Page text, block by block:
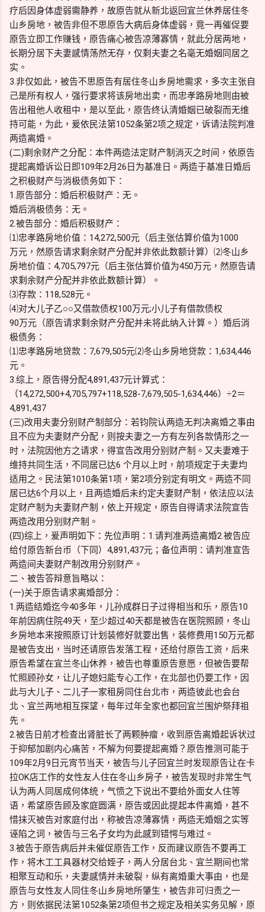
疗后因身体虚弱需静养，故原告就从新北返回宜兰休养居住冬
山乡房地，被告非但不思原告大病后身体虚弱，竟一再催促要
原告立即工作赚钱，原告痛心被告凉薄寡情，就此分居两地，
长期分居下夫妻感情荡然无存，仅剩夫妻之名毫无婚姻同居之
实。
3.非仅如此，被告不思原告有居住冬山乡房地需求，多次主张自
己是所有权人，强行要求将该房地出卖，而忠孝路房地则由被
告出租他人收租中，是以至此，原告终认清婚姻已破裂而无维
持可能，为此，爰依民法第1052条第2项之规定，诉请法院判准
两造离婚。
(二)剩余财产之分配：本件两造法定财产制消灭之时间，依原告
提起离婚诉讼日即109年2月26日为基准日。两造于基准日婚后
之积极财产与消极债务如下：
1.原告部分：婚后积极财产：无。
婚后消极债务：无。
2.被告部分：婚后积极财产：
⑴忠孝路房地价值：14,272,500元（后主张估算价值为1000
万元，然原告请求剩余财产分配并非依此数额计算）⑵冬山乡
房地价值：4,705,797元（后主张估算价值为450万元，然原告请
求剩余财产分配并非依此数额计算）。
⑶存款：118,528元。
⑷对大儿子乙○○又借款债权100万元;小儿子有借款债权
90万元（原告请求剩余财产分配并未将此纳入计算。）婚后消
极债务：
⑴忠孝路房地贷款：7,679,505元⑵冬山乡房地贷款：1,634,446
元。
3.综上，原告得分配4,891,437元计算式：
（14,272,500+4,705,797+118,528-7,679,505-1,634,446）÷2＝
4,891,437
(三)改用夫妻分别财产制部分：若钧院认两造无判决离婚之事由
且不应为夫妻财产分配，则按夫妻之一方有左列各款情形之一
时，法院因他方之请求，得宣告改用分别财产制。又夫妻难于
维持共同生活，不同居已达6 个月以上时，前项规定于夫妻均
适用之。民法第1010条第1项，第2项分别定有明文。两造不同
居已达6个月以上，且两造婚后未约定夫妻财产制，依法应以法
定财产制为夫妻财产制，依上开规定，原告自得请求法院宣告
两造改用分别财产制。
(四)综上，爰声明如下：先位声明：1.请判准两造离婚2.被告应
给付原告新台币（下同）4,891,437元；备位声明：请判准宣告
两造间夫妻财产制改用分别财产。
二、被告答辩意旨略以：
(一)关于原告请求离婚部分：
1.两造结婚迄今40多年，儿孙成群日子过得相当和乐，原告10
年前因病住院49天，至少超过40天都是被告在医院照顾，冬山
乡房地本来按照原订计划装修好就要出售，装修费用150万元都
是被告支出，当时还请原告发落工程，还给付原告工资，后来
原告希望在宜兰冬山休养，被告也尊重原告意愿，但被告要帮
忙照顾孙女，让儿子媳妇能专心工作，在北部也仍要工作，因
此与大儿子、二儿子一家租房同住台北市，两造彼此也会台
北、宜兰两地相互探望，每年过年全家也都回宜兰围炉祭拜祖
先。
2.被告日前才检查出肾脏长了两颗肿瘤，收到原告离婚起诉状过
于抑郁加剧内心痛苦，不解为何要提起离婚？原告推测可能于
109年2月9日元宵节当天，被告与儿子回宜兰时发现原告让在卡
拉OK店工作的女性友人住在冬山乡房子，被告发现时非常生气
认为两人同居成何体统，气愤之下说出不要给外面女人住等
语，希望原告顾及家庭圆满，原告或因此提起本件离婚，甚不
惜抹灭被告对家庭付出，称被告凉薄寡情，两造无婚姻之实等
诬陷之词，被告与三名子女均为此感到错愕与难过。
3.被告于原告病后并未催促原告工作，反而建议原告不要再工
作，将木工工具器材交给姪子，两人分居台北、宜兰期间也常
相聚互动和乐，夫妻感情并未破裂，纵有离婚重大事由，也是
原告与女性友人同住冬山乡房地所肇生，被告非可归责之一
方，则依据民法第1052条第2项但书之规定及相关实务见解，原